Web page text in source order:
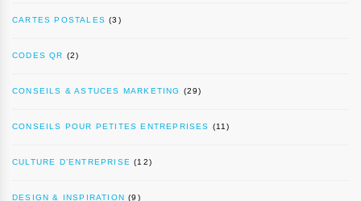
CARTES POSTALES (3)
CODES QR (2)
CONSEILS & ASTUCES MARKETING (29)
CONSEILS POUR PETITES ENTREPRISES (11)
CULTURE D’ENTREPRISE (12)
DESIGN & INSPIRATION (9)